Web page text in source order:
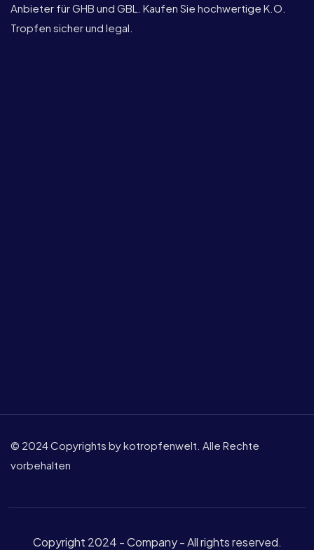
Anbieter für GHB und GBL. Kaufen Sie hochwertige K.O.
Tropfen sicher und legal.
© 2024 Copyrights by kotropfenwelt. Alle Rechte
vorbehalten
Copyright 2024 - Company - All rights reserved.